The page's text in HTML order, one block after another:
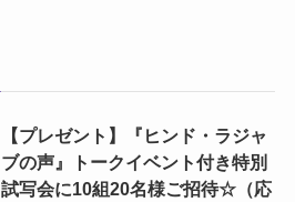
【プレゼント】『ヒンド・ラジャ
ブの声』トークイベント付き特別
試写会に10組20名様ご招待☆（応